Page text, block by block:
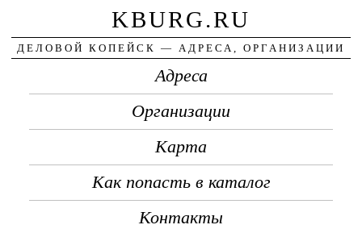
KBURG.RU
ДЕЛОВОЙ КОПЕЙСК — АДРЕСА, ОРГАНИЗАЦИИ
Адреса
Организации
Карта
Как попасть в каталог
Контакты